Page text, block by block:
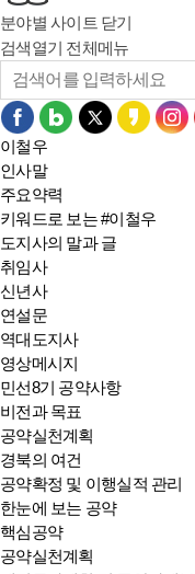
분야별 사이트 닫기
검색열기 전체메뉴
이철우
인사말
주요약력
키워드로 보는 #이철우
도지사의 말과 글
취임사
신년사
연설문
역대도지사
영상메시지
민선8기 공약사항
비전과 목표
공약실천계획
경북의 여건
공약확정 및 이행실적 관리
한눈에 보는 공약
핵심공약
공약실천계획